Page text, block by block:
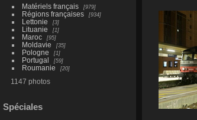
Matériels français 979
Régions françaises 934
Lettonie 3
Lituanie 1
Maroc 95
Moldavie 35
Pologne 1
Portugal 59
Roumanie 20
1147 photos
Spéciales